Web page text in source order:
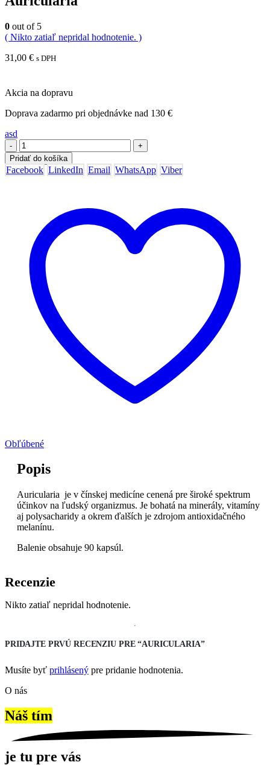
0 out of 5
( Nikto zatiaľ nepridal hodnotenie. )
31,00 € s DPH
Akcia na dopravu
Doprava zadarmo pri objednávke nad 130 €
asd
-
+
Pridať do košíka
Facebook LinkedIn Email WhatsApp Viber
Obľúbené
Popis
Auricularia je v čínskej medicíne cenená pre široké spektrum
účinkov na ľudský organizmus. Je bohatá na minerály, vitamíny
aj polysacharidy a okrem ďalších je zdrojom antioxidačného
melanínu.
Balenie obsahuje 90 kapsúl.
Recenzie
Nikto zatiaľ nepridal hodnotenie.
PRIDAJTE PRVÚ RECENZIU PRE “AURICULARIA”
Musíte byť prihlásený pre pridanie hodnotenia.
O nás
Náš tím
je tu pre vás